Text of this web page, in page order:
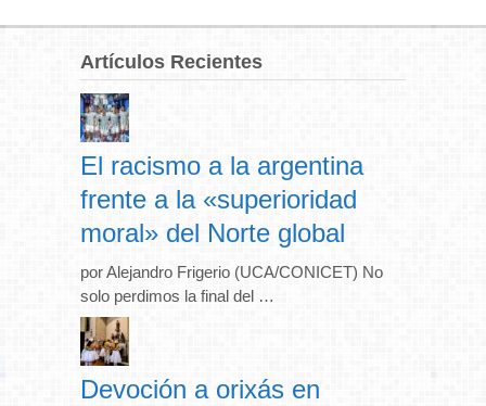
Artículos Recientes
El racismo a la argentina
frente a la «superioridad
moral» del Norte global
por Alejandro Frigerio (UCA/CONICET) No
solo perdimos la final del …
Devoción a orixás en